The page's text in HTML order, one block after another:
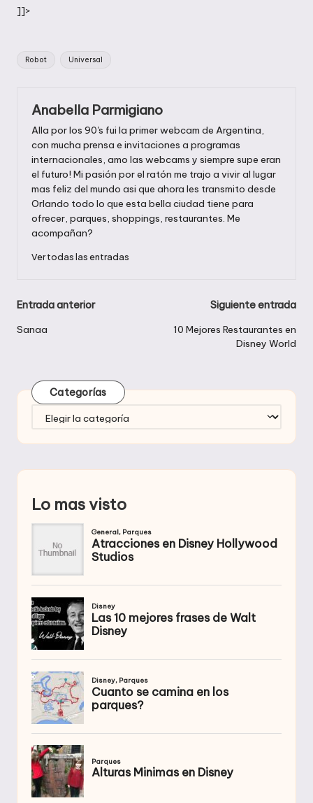
]]>
Etiquetas:
Robot Universal
Anabella Parmigiano
Alla por los 90's fui la primer webcam de Argentina,
con mucha prensa e invitaciones a programas
internacionales, amo las webcams y siempre supe eran
el futuro! Mi pasión por el ratón me trajo a vivir al lugar
mas feliz del mundo asi que ahora les transmito desde
Orlando todo lo que esta bella ciudad tiene para
ofrecer, parques, shoppings, restaurantes. Me
acompañan?
Ver todas las entradas
Navegación
de
Entrada anterior
Sanaa
Siguiente entrada
10 Mejores Restaurantes en
Disney World
Categorías
Lo mas visto